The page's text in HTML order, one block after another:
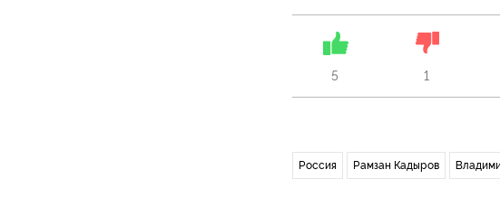
5 1
Россия Рамзан Кадыров